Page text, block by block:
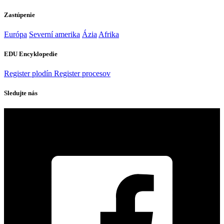
Zastúpenie
Európa Severní amerika Ázia Afrika
EDU Encyklopedie
Register plodín Register procesov
Sledujte nás